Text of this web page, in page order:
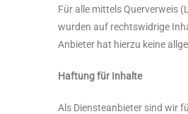
Für alle mittels Querverweis
wurden auf rechtswidrige
Anbieter hat hierzu keine
Haftung für Inhalte
Als Diensteanbieter sind wir